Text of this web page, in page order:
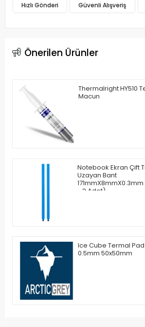
Hızlı Gönderi Güvenli Alışveriş
Önerilen Ürünler
Thermalright HY510
Macun
Notebook Ekran Çift
Uzayan Bant
171mmX8mmX0.3mm
- 2 Adet)
Ice Cube Termal
0.5mm 50x50mm